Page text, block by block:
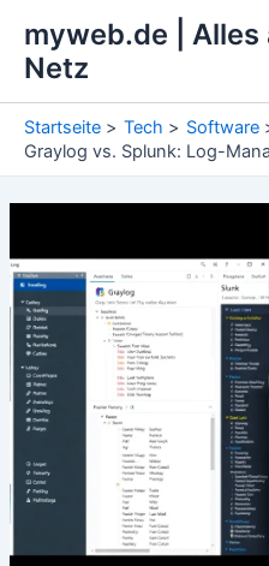
Inhalt
springen
myweb.de | Alles
Netz
Startseite Tech
Software
Graylog vs. Splunk: Log-